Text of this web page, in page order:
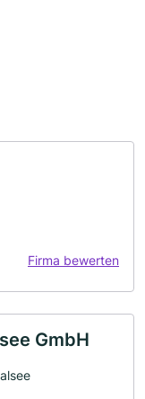
Firma bewerten
GmbH